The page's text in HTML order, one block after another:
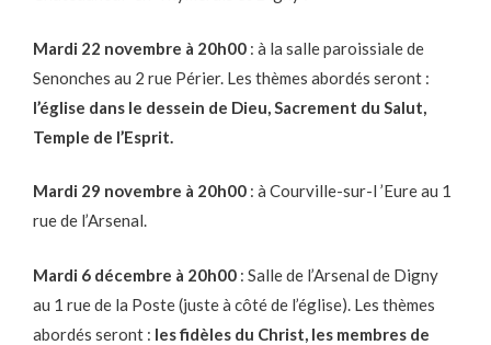
Mardi 22 novembre à 20h00 : à la salle paroissiale de
Senonches au 2 rue Périer. Les thèmes abordés seront :
l’église dans le dessein de Dieu, Sacrement du Salut,
Temple de l’Esprit.
Mardi 29 novembre à 20h00 : à Courville-sur-l ’Eure au 1
rue de l’Arsenal.
Mardi 6 décembre à 20h00 : Salle de l’Arsenal de Digny
au 1 rue de la Poste (juste à côté de l’église). Les thèmes
abordés seront : les fidèles du Christ, les membres de